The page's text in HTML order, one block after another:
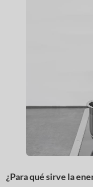
¿Para qué sirve la